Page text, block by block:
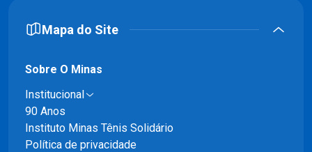
Mapa do Site
Sobre O Minas
Institucional
90 Anos
Instituto Minas Tênis Solidário
Política de privacidade